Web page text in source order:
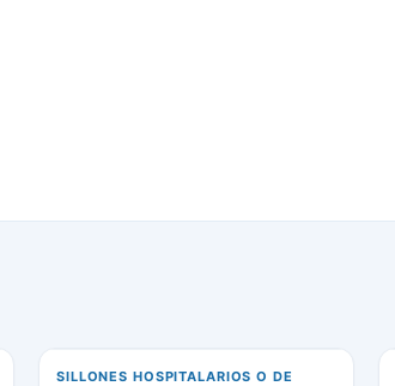
SILLONES HOSPITALARIOS O DE